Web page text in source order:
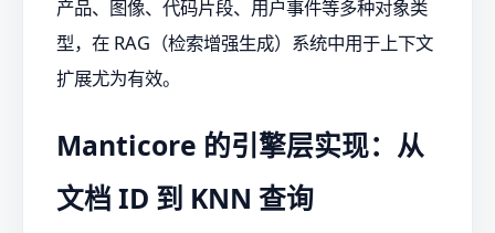
产品、图像、代码片段、用户事件等多种对象类
型，在 RAG（检索增强生成）系统中用于上下文
扩展尤为有效。
Manticore 的引擎层实现：从
文档 ID 到 KNN 查询